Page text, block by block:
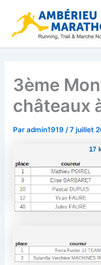
contenu
3ème
châteaux
Paradmin1919/7 juillet